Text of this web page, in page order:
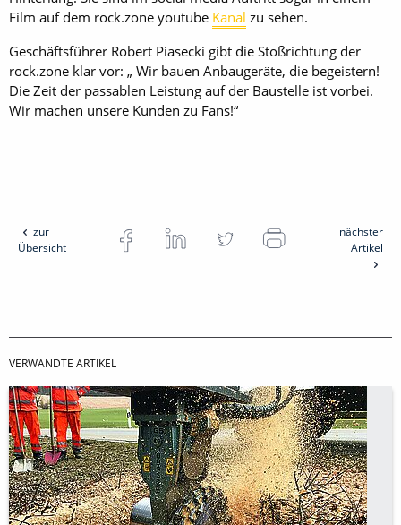
Film auf dem rock.zone youtube Kanal zu sehen.
Geschäftsführer Robert Piasecki gibt die Stoßrichtung der
rock.zone klar vor: „ Wir bauen Anbaugeräte, die begeistern!
Die Zeit der passablen Leistung auf der Baustelle ist vorbei.
Wir machen unsere Kunden zu Fans!“
zur
Übersicht
nächster
Artikel
VERWANDTE ARTIKEL